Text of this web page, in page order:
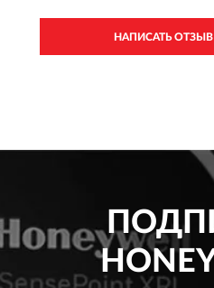
НАПИСАТЬ